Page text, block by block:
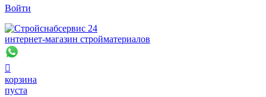
Войти
интернет-магазин стройматериалов

корзина
пуста